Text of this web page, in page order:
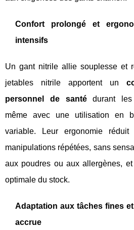
Confort prolongé et
intensifs
Un gant nitrile allie souplesse et
jetables nitrile apportent un
personnel de santédurant les
même avec une utilisation en
variable. Leur ergonomie
manipulations répétées, sans
aux poudres ou aux allergènes,
optimale du stock.
Adaptation aux tâches fines
accrue